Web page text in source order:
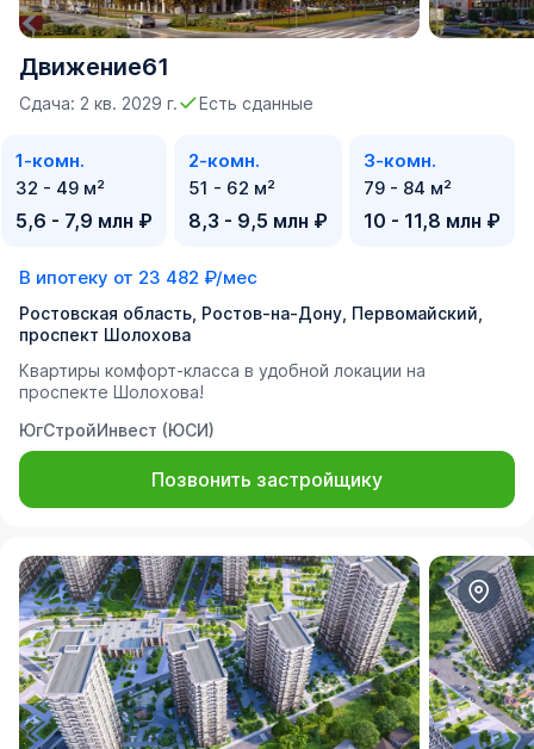
Движение61
Сдача: 2 кв. 2029 г. Есть сданные
1-комн.
32 - 49 м²
5,6 - 7,9 млн ₽
2-комн.
51 - 62 м²
8,3 - 9,5 млн ₽
3-комн.
79 - 84 м²
10 - 11,8 млн ₽
В ипотеку от 23 482 ₽/мес
Ростовская область, Ростов-на-Дону, Первомайский,
проспект Шолохова
Квартиры комфорт-класса в удобной локации на
проспекте Шолохова!
ЮгСтройИнвест (ЮСИ)
Позвонить застройщику